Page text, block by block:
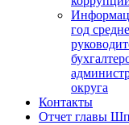
год
округа
Контакты
Отчет главы